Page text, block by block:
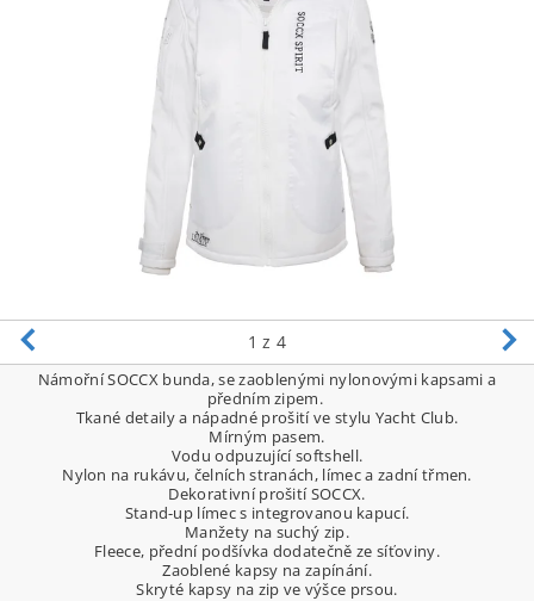
1 z 4
Námořní SOCCX bunda, se zaoblenými nylonovými kapsami a
předním zipem.
Tkané detaily a nápadné prošití ve stylu Yacht Club.
Mírným pasem.
Vodu odpuzující softshell.
Nylon na rukávu, čelních stranách, límec a zadní třmen.
Dekorativní prošití SOCCX.
Stand-up límec s integrovanou kapucí.
Manžety na suchý zip.
Fleece, přední podšívka dodatečně ze síťoviny.
Zaoblené kapsy na zapínání.
Skryté kapsy na zip ve výšce prsou.